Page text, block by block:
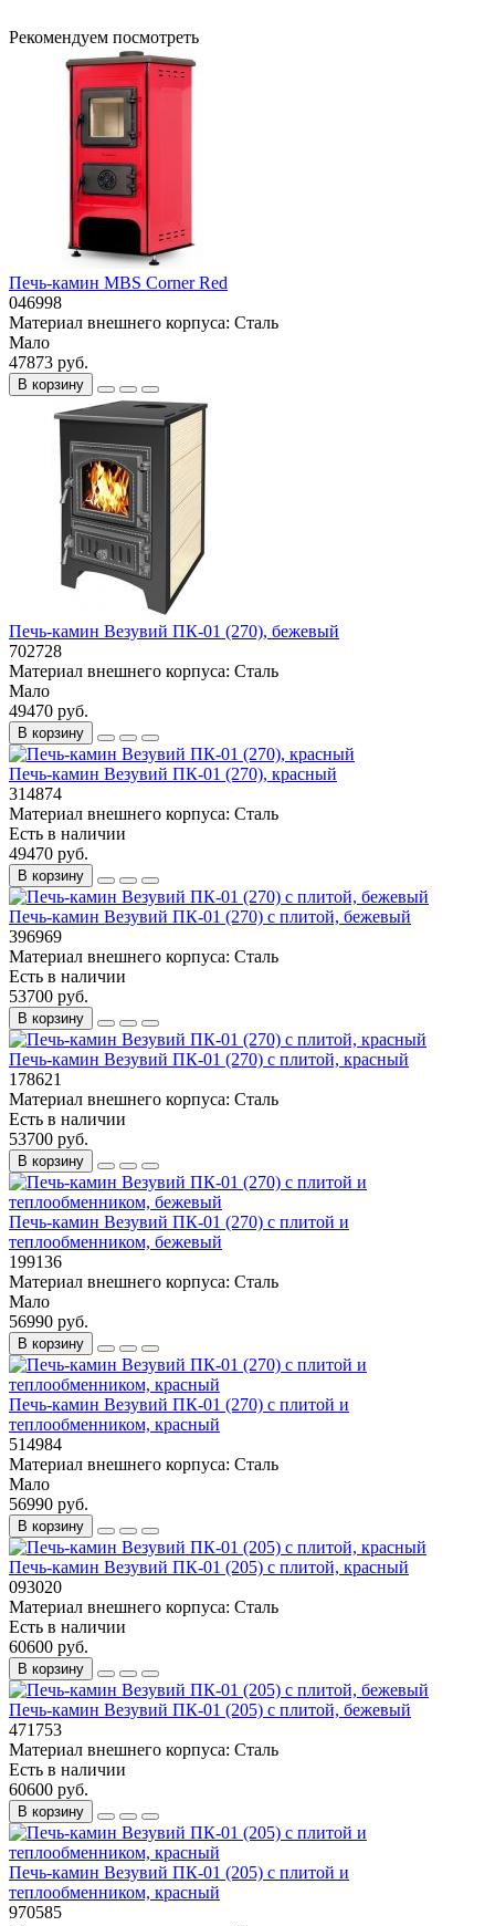
Рекомендуем посмотреть
Печь-камин MBS Corner Red
046998
Материал внешнего корпуса: Сталь
Мало
47873 руб.
В корзину
Печь-камин Везувий ПК-01 (270), бежевый
702728
Материал внешнего корпуса: Сталь
Мало
49470 руб.
В корзину
Печь-камин Везувий ПК-01 (270), красный
314874
Материал внешнего корпуса: Сталь
Есть в наличии
49470 руб.
В корзину
Печь-камин Везувий ПК-01 (270) с плитой, бежевый
396969
Материал внешнего корпуса: Сталь
Есть в наличии
53700 руб.
В корзину
Печь-камин Везувий ПК-01 (270) с плитой, красный
178621
Материал внешнего корпуса: Сталь
Есть в наличии
53700 руб.
В корзину
Печь-камин Везувий ПК-01 (270) с плитой и
теплообменником, бежевый
199136
Материал внешнего корпуса: Сталь
Мало
56990 руб.
В корзину
Печь-камин Везувий ПК-01 (270) с плитой и
теплообменником, красный
514984
Материал внешнего корпуса: Сталь
Мало
56990 руб.
В корзину
Печь-камин Везувий ПК-01 (205) с плитой, красный
093020
Материал внешнего корпуса: Сталь
Есть в наличии
60600 руб.
В корзину
Печь-камин Везувий ПК-01 (205) с плитой, бежевый
471753
Материал внешнего корпуса: Сталь
Есть в наличии
60600 руб.
В корзину
Печь-камин Везувий ПК-01 (205) с плитой и
теплообменником, красный
970585